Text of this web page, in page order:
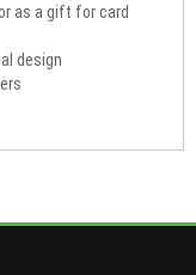
as a gift for card
design